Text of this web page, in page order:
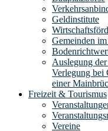
Geldinstitute
Gemeinden
Auslegung
Verlegung bei
einer
Freizeit & Tourismus
Vereine